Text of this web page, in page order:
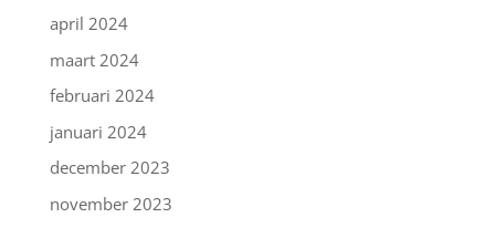
april 2024
maart 2024
februari 2024
januari 2024
december 2023
november 2023